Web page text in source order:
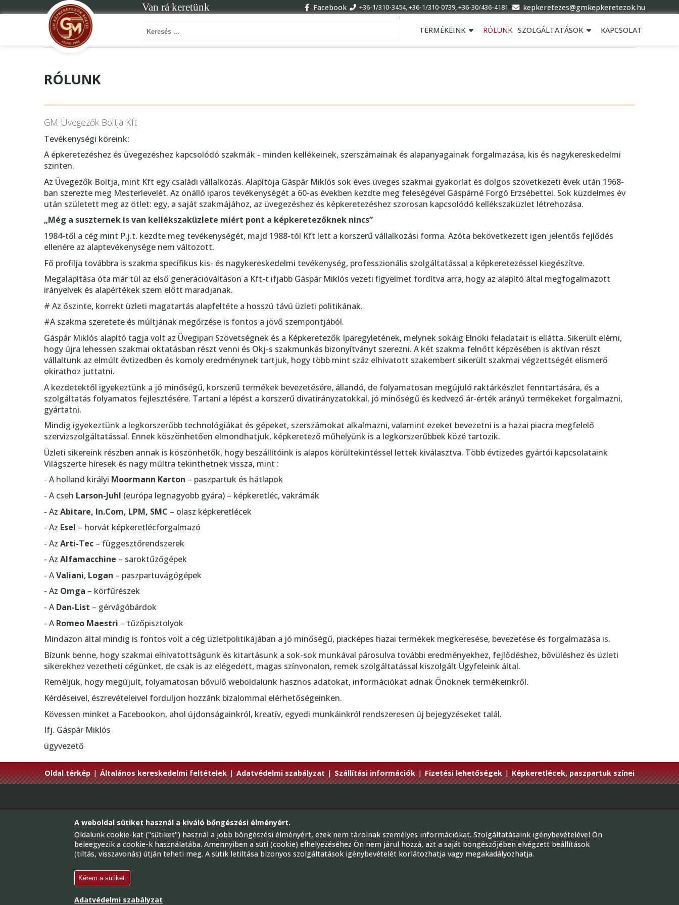
Van rá keretünk Facebook +36-1/310-3454, +36-1/310-0739, +36-30/436-4181 kepkeretezes@gmkepkeretezok.hu
TERMÉKEINK RÓLUNK SZOLGÁLTATÁSOK KAPCSOLAT
RÓLUNK
GM Üvegezők Boltja Kft
Tevékenységi köreink:
A épkeretezéshez és üvegezéshez kapcsolódó szakmák - minden kellékeinek, szerszámainak és alapanyagainak forgalmazása, kis és nagykereskedelmi
szinten.
Az Üvegezők Boltja, mint Kft egy családi vállalkozás. Alapítója Gáspár Miklós sok éves üveges szakmai gyakorlat és dolgos szövetkezeti évek után 1968-
ban szerezte meg Mesterlevelét. Az önálló iparos tevékenységét a 60-as években kezdte meg feleségével Gáspárné Forgó Erzsébettel. Sok küzdelmes év
után született meg az ötlet: egy, a saját szakmájához, az üvegezéshez és képkeretezéshez szorosan kapcsolódó kellékszaküzlet létrehozása.
„Még a suszternek is van kellékszaküzlete miért pont a képkeretezőknek nincs”
1984-től a cég mint P.j.t. kezdte meg tevékenységét, majd 1988-tól Kft lett a korszerű vállalkozási forma. Azóta bekövetkezett igen jelentős fejlődés
ellenére az alaptevékenysége nem változott.
Fő profilja továbbra is szakma specifikus kis- és nagykereskedelmi tevékenység, professzionális szolgáltatással a képkeretezéssel kiegészítve.
Megalapítása óta már túl az első generációváltáson a Kft-t ifjabb Gáspár Miklós vezeti figyelmet fordítva arra, hogy az alapító által megfogalmazott
irányelvek és alapértékek szem előtt maradjanak.
# Az őszinte, korrekt üzleti magatartás alapfeltéte a hosszú távú üzleti politikának.
#A szakma szeretete és múltjának megőrzése is fontos a jövő szempontjából.
Gáspár Miklós alapító tagja volt az Üvegipari Szövetségnek és a Képkeretezők Iparegyletének, melynek sokáig Elnöki feladatait is ellátta. Sikerült elérni,
hogy újra lehessen szakmai oktatásban részt venni és Okj-s szakmunkás bizonyítványt szerezni. A két szakma felnőtt képzésében is aktívan részt
vállaltunk az elmúlt évtizedben és komoly eredménynek tartjuk, hogy több mint száz elhívatott szakembert sikerült szakmai végzettségét elismerő
okirathoz juttatni.
A kezdetektől igyekeztünk a jó minőségű, korszerű termékek bevezetésére, állandó, de folyamatosan megújuló raktárkészlet fenntartására, és a
szolgáltatás folyamatos fejlesztésére. Tartani a lépést a korszerű divatirányzatokkal, jó minőségű és kedvező ár-érték arányú termékeket forgalmazni,
gyártatni.
Mindig igyekeztünk a legkorszerűbb technológiákat és gépeket, szerszámokat alkalmazni, valamint ezeket bevezetni is a hazai piacra megfelelő
szervizszolgáltatással. Ennek köszönhetően elmondhatjuk, képkeretező műhelyünk is a legkorszerűbbek közé tartozik.
Üzleti sikereink részben annak is köszönhetők, hogy beszállítóink is alapos körültekintéssel lettek kiválasztva. Több évtizedes gyártói kapcsolataink
Világszerte híresek és nagy múltra tekinthetnek vissza, mint :
- A holland királyi Moormann Karton – paszpartuk és hátlapok
- A cseh Larson-Juhl (európa legnagyobb gyára) – képkeretléc, vakrámák
- AzAbitare, In.Com, LPM, SMC – olasz képkeretlécek
- Az Esel – horvát képkeretlécforgalmazó
- AzArti-Tec – függesztőrendszerek
- AzAlfamacchine – saroktűzőgépek
- AValiani, Logan – paszpartuvágógépek
- Az Omga – körfűrészek
- ADan-List – gérvágóbárdok
- ARomeo Maestri – tűzőpisztolyok
Mindazon által mindig is fontos volt a cég üzletpolitikájában a jó minőségű, piacképes hazai termékek megkeresése, bevezetése és forgalmazása is.
Bízunk benne, hogy szakmai elhivatottságunk és kitartásunk a sok-sok munkával párosulva további eredményekhez, fejlődéshez, bővüléshez és üzleti
sikerekhez vezetheti cégünket, de csak is az elégedett, magas színvonalon, remek szolgáltatással kiszolgált Ügyfeleink által.
Reméljük, hogy megújult, folyamatosan bővülő weboldalunk hasznos adatokat, információkat adnak Önöknek termékeinkről.
Kérdéseivel, észrevételeivel forduljon hozzánk bizalommal elérhetőségeinken.
Kövessen minket a Facebookon, ahol újdonságainkról, kreatív, egyedi munkáinkról rendszeresen új bejegyzéseket talál.
Ifj. Gáspár Miklós
ügyvezető
Oldal térkép | Általános kereskedelmi feltételek | Adatvédelmi szabályzat | Szállítási információk | Fizetési lehetőségek | Képkeretlécek, paszpartuk színei
Van rá keretünk
Képkeretezés, Képkeretezők szakáruháza
1224 Budapest, Bartók Béla út 31.
Facebook
A weboldal sütiket használ a kiváló bőngészési élményért.
Oldalunk cookie-kat ("sütiket") használ a jobb böngészési élményért, ezek nem tárolnak személyes információkat. Szolgáltatásaink igénybevételével Ön
beleegyezik a cookie-k használatába. Amennyiben a süti (cookie) elhelyezéséhez Ön nem járul hozzá, azt a saját böngészőjében elvégzett beállítások
(tiltás, visszavonás) útján teheti meg. A sütik letiltása bizonyos szolgáltatások igénybevételét korlátozhatja vagy megakadályozhatja.
Kérem a sütiket.
Adatvédelmi szabályzat